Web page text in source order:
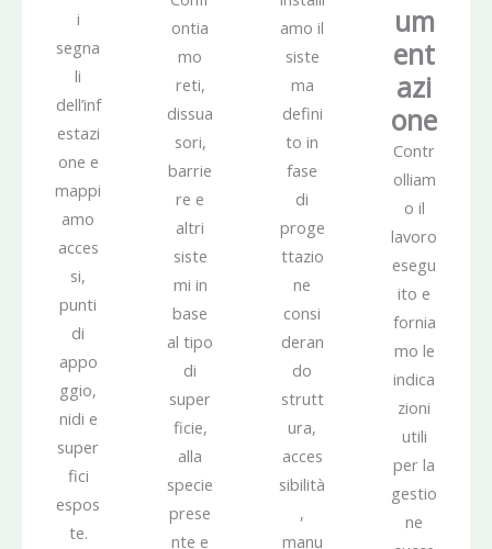
i
segna
li
dell’inf
estazi
one e
mappi
amo
acces
si,
punti
di
appo
ggio,
nidi e
super
fici
espos
te.
ontia
mo
reti,
dissua
sori,
barrie
re e
altri
siste
mi in
base
al tipo
di
super
ficie,
alla
specie
prese
nte e
amo il
siste
ma
defini
to in
fase
di
proge
ttazio
ne
consi
deran
do
strutt
ura,
acces
sibilità
,
manu
um
ent
azi
one
Contr
olliam
o il
lavoro
esegu
ito e
fornia
mo le
indica
zioni
utili
per la
gestio
ne